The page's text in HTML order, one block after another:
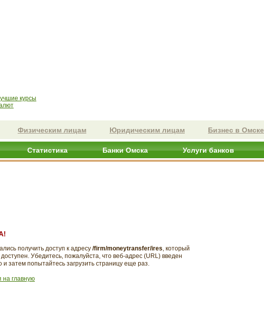
курсы
Физическим лицам Юридическим лицам Бизнес в Омске
Статистика Банки Омска Услуги банков
получить доступ к адресу /firm/moneytransfer/ires, который
Убедитесь, пожалуйста, что веб-адрес (URL) введен
и затем попытайтесь загрузить страницу еще раз.
на главную